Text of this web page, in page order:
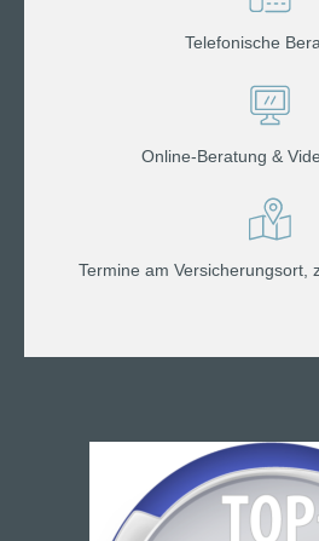
Telefonische
Online-Beratung &
Termine am Versicherungsort,